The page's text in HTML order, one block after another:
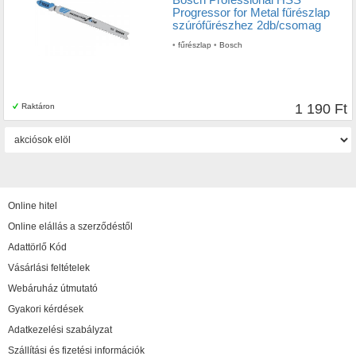
Raktáron
Progressor for Metal fűrészlap
szúrófűrészhez 2db/csomag
• fűrészlap • Bosch
1 190 Ft
Online hitel
Online elállás a szerződéstől
Adattörlő Kód
Vásárlási feltételek
Webáruház útmutató
Gyakori kérdések
Adatkezelési szabályzat
Szállítási és fizetési információk